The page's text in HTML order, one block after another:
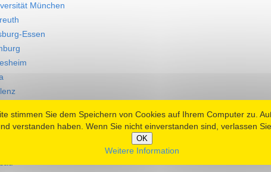
München
Essen
Universität Münster
stimmen Sie dem Speichern von Cookies auf Ihrem Computer zu.
verstanden haben. Wenn Sie nicht einverstanden sind, verlassen
OK
Weitere Information